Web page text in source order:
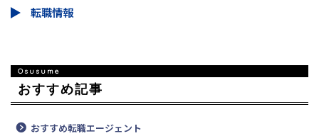
転職情報
おすすめ記事
おすすめ転職エージェント